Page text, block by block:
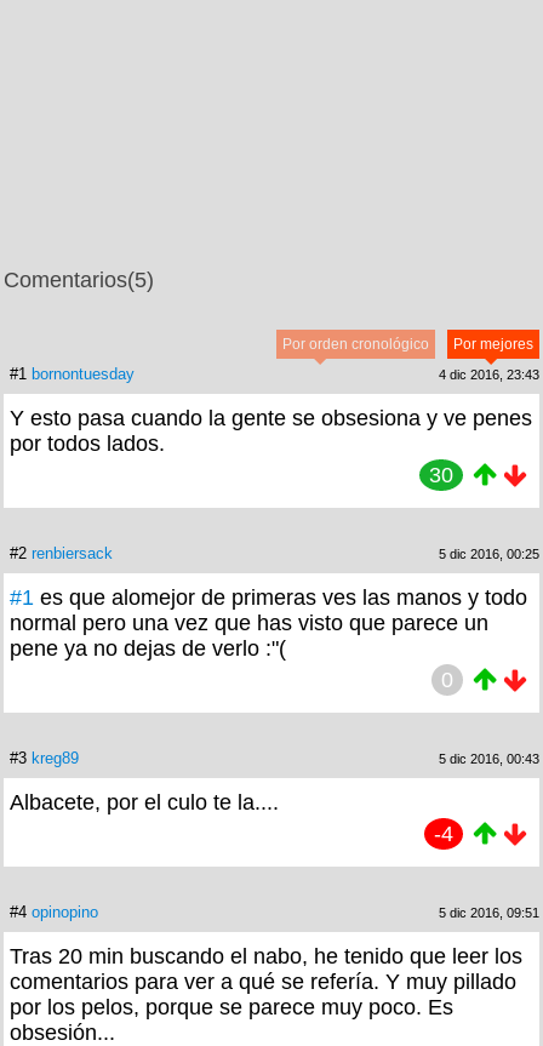
Comentarios(5)
Por mejores
Por orden cronológico
#1 bornontuesday 4 dic 2016, 23:43
Y esto pasa cuando la gente se obsesiona y ve penes
por todos lados.
30
#2 renbiersack 5 dic 2016, 00:25
#1 es que alomejor de primeras ves las manos y todo
normal pero una vez que has visto que parece un
pene ya no dejas de verlo :"(
0
#3 kreg89 5 dic 2016, 00:43
Albacete, por el culo te la....
-4
#4 opinopino 5 dic 2016, 09:51
Tras 20 min buscando el nabo, he tenido que leer los
comentarios para ver a qué se refería. Y muy pillado
por los pelos, porque se parece muy poco. Es
obsesión...